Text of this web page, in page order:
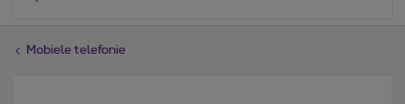
Mobiele telefonie